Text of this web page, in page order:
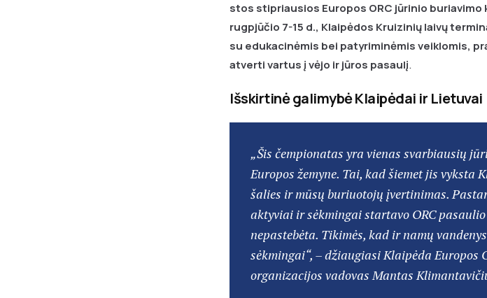
stos stipriausios Europos ORC jūrinio
rugpjūčio 7-15 d., Klaipėdos Kruizinių laivų
su edukacinėmis bei patyriminėmis veiklomis,
atverti vartus į vėjo ir jūros pasaulį.
Išskirtinė galimybė Klaipėdai ir Lietuvai
„Šis čempionatas yra vienas svarbiausių
Europos žemyne. Tai, kad šiemet jis vyksta
šalies ir mūsų buriuotojų įvertinimas.
aktyviai ir sėkmingai startavo ORC
nepastebėta. Tikimės, kad ir namų
sėkmingai“, – džiaugiasi Klaipėda Europos
organizacijos vadovas Mantas